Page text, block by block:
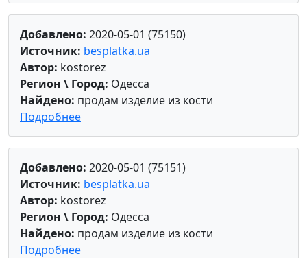
Добавлено: 2020-05-01 (75150)
Источник: besplatka.ua
Автор: kostorez
Регион \ Город: Одесса
Найдено: продам изделие из кости
Подробнее
Добавлено: 2020-05-01 (75151)
Источник: besplatka.ua
Автор: kostorez
Регион \ Город: Одесса
Найдено: продам изделие из кости
Подробнее